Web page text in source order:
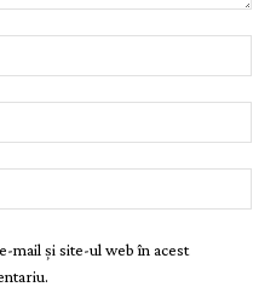
mail și site-ul web în acest